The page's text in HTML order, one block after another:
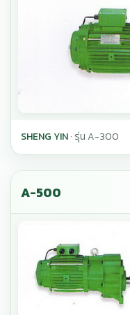
SHENG YIN· รุ่น A-300
A-500